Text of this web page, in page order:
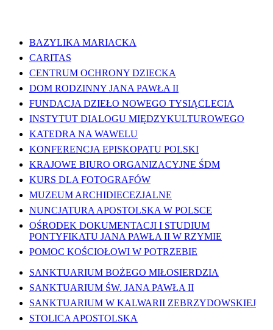
BAZYLIKA MARIACKA
CARITAS
CENTRUM OCHRONY DZIECKA
DOM RODZINNY JANA PAWŁA II
FUNDACJA DZIEŁO NOWEGO TYSIĄCLECIA
INSTYTUT DIALOGU MIĘDZYKULTUROWEGO
KATEDRA NA WAWELU
KONFERENCJA EPISKOPATU POLSKI
KRAJOWE BIURO ORGANIZACYJNE ŚDM
KURS DLA FOTOGRAFÓW
MUZEUM ARCHIDIECEZJALNE
NUNCJATURA APOSTOLSKA W POLSCE
OŚRODEK DOKUMENTACJI I STUDIUM
PONTYFIKATU JANA PAWŁA II W RZYMIE
POMOC KOŚCIOŁOWI W POTRZEBIE
SANKTUARIUM BOŻEGO MIŁOSIERDZIA
SANKTUARIUM ŚW. JANA PAWŁA II
SANKTUARIUM W KALWARII ZEBRZYDOWSKIEJ
STOLICA APOSTOLSKA